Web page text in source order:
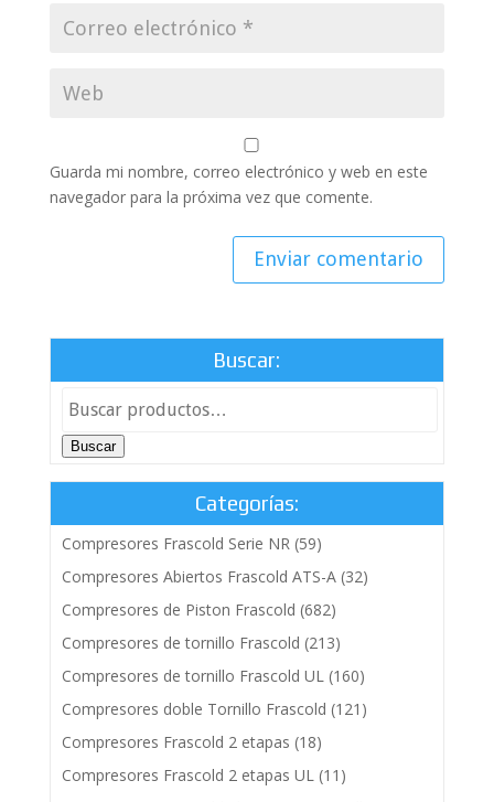
Guarda mi nombre, correo electrónico y web en este
navegador para la próxima vez que comente.
Buscar:
Buscar
Categorías:
Compresores Frascold Serie NR (59)
Compresores Abiertos Frascold ATS-A (32)
Compresores de Piston Frascold (682)
Compresores de tornillo Frascold (213)
Compresores de tornillo Frascold UL (160)
Compresores doble Tornillo Frascold (121)
Compresores Frascold 2 etapas (18)
Compresores Frascold 2 etapas UL (11)